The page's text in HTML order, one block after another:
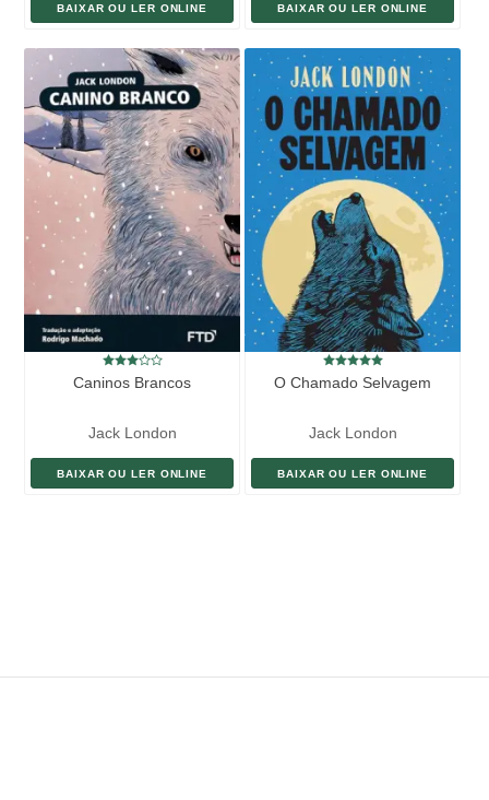
BAIXAR OU LER ONLINE BAIXAR OU LER ONLINE
Caninos Brancos
Jack London
BAIXAR OU LER ONLINE
O Chamado Selvagem
Jack London
BAIXAR OU LER ONLINE